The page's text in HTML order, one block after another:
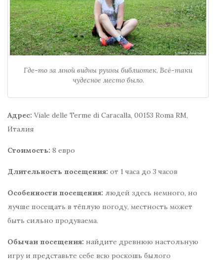
Где-то за мной видны руины библиотек. Всё-таки
чудесное место было.
Адрес: Viale delle Terme di Caracalla, 00153 Roma RM,
Италия
Стоимость: 8 евро
Длительность посещения: от 1 часа до 3 часов
Особенности посещения: людей здесь немного, но
лучше посещать в тёплую погоду, местность может
быть сильно продуваема.
Обычаи посещения: найдите древнюю настольную
игру и представьте себе всю роскошь былого